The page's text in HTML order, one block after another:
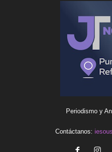
Periodismo y
Contáctanos: